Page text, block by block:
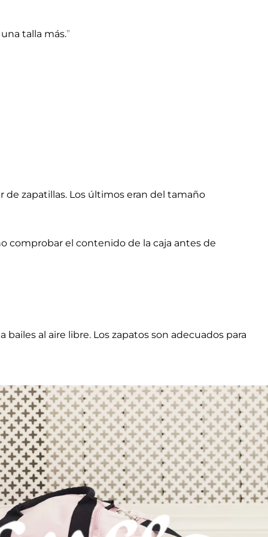
talla más.
zapatillas. Los últimos eran del tamaño
comprobar el contenido de la caja antes de
al aire libre. Los zapatos son adecuados para